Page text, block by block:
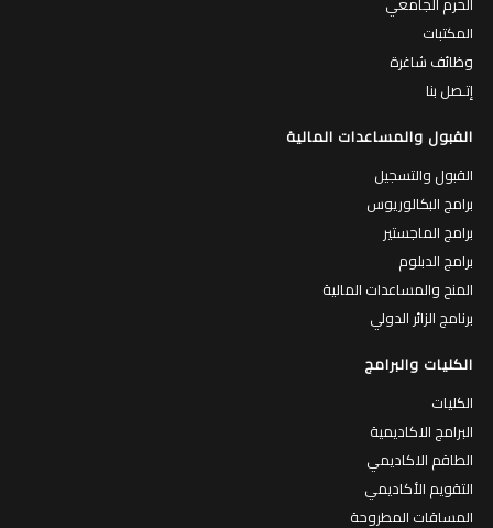
المكتبات
وظائف شاغرة
إتـصل بنا
القبول والمساعدات المالية
القبول والتسجيل
برامج البكالوريوس
برامج الماجستير
برامج الدبلوم
المنح والمساعدات المالية
برنامج الزائر الدولي
الكليات والبرامج
الكليات
البرامج الاكاديمية
الطاقم الاكاديمي
التقويم الأكاديمي
المساقات المطروحة